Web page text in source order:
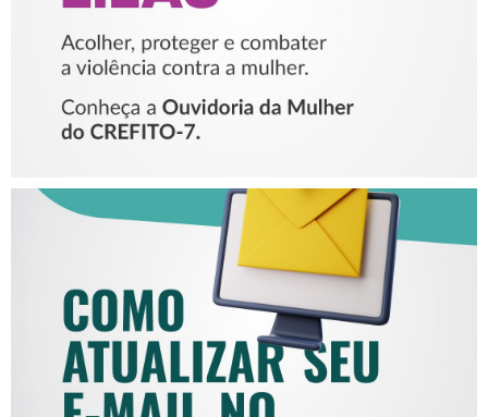
COMO ATUALIZAR SEU E-
MAIL NO CREFITO-7